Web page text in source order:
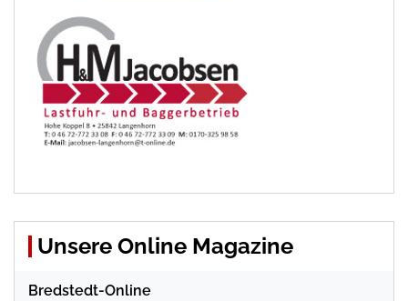
Unsere Online Magazine
Bredstedt-Online